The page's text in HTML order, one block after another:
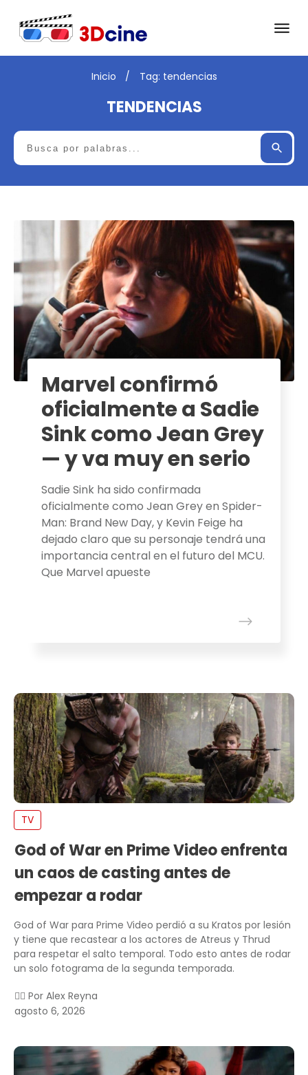
Inicio / Tag: tendencias
TENDENCIAS
Marvel confirmó
oficialmente a Sadie
Sink como Jean Grey
— y va muy en serio
Sadie Sink ha sido confirmada
oficialmente como Jean Grey en Spider-
Man: Brand New Day, y Kevin Feige ha
dejado claro que su personaje tendrá una
importancia central en el futuro del MCU.
Que Marvel apueste
TV
God of War en Prime Video enfrenta
un caos de casting antes de
empezar a rodar
God of War para Prime Video perdió a su Kratos por lesión
y tiene que recastear a los actores de Atreus y Thrud
para respetar el salto temporal. Todo esto antes de rodar
un solo fotograma de la segunda temporada.
✍🏻 Por Alex Reyna
agosto 6, 2026